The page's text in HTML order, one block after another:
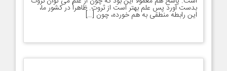
بدست آورد پس علم بهتر است از ثروت. ظاهراً در کشور ما،
این رابطه منطقی به هم خورده، چون […]